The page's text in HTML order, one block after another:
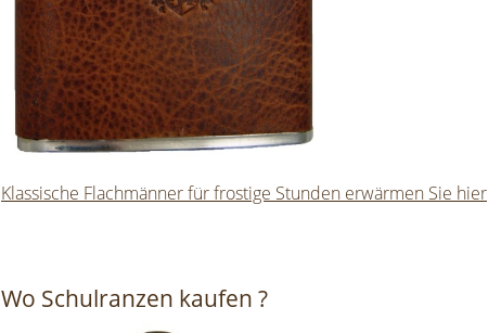
Klassische Flachmänner für frostige Stunden erwärmen Sie hier
Wo Schulranzen kaufen ?